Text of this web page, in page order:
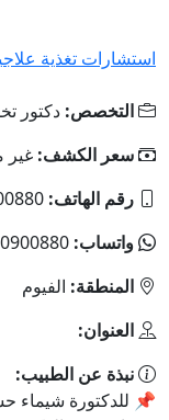
استشارات تغذية
التخصص: دكتور
سعر الكشف: غير
رقم الهاتف:
واتساب:
المنطقة: الفيوم
العنوان:
نبذة عن الطبيب:
📌 للدكتورة شيماء